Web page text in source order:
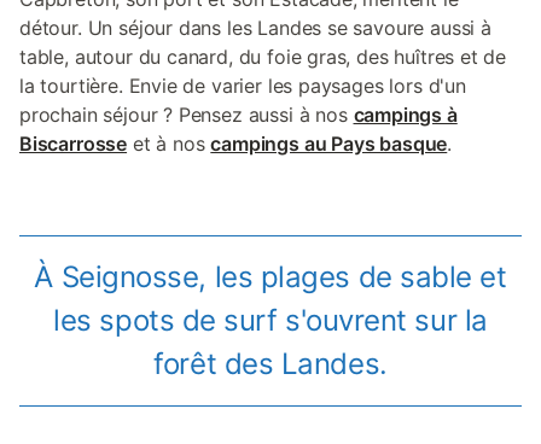
détour. Un séjour dans les Landes se savoure aussi à
table, autour du canard, du foie gras, des huîtres et de
la tourtière. Envie de varier les paysages lors d'un
prochain séjour ? Pensez aussi à nos campings à
Biscarrosse et à noscampings au Pays basque.
À Seignosse, les plages de sable et
les spots de surf s'ouvrent sur la
forêt des Landes.